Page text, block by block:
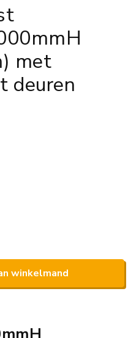
met
deuren
winkelmand